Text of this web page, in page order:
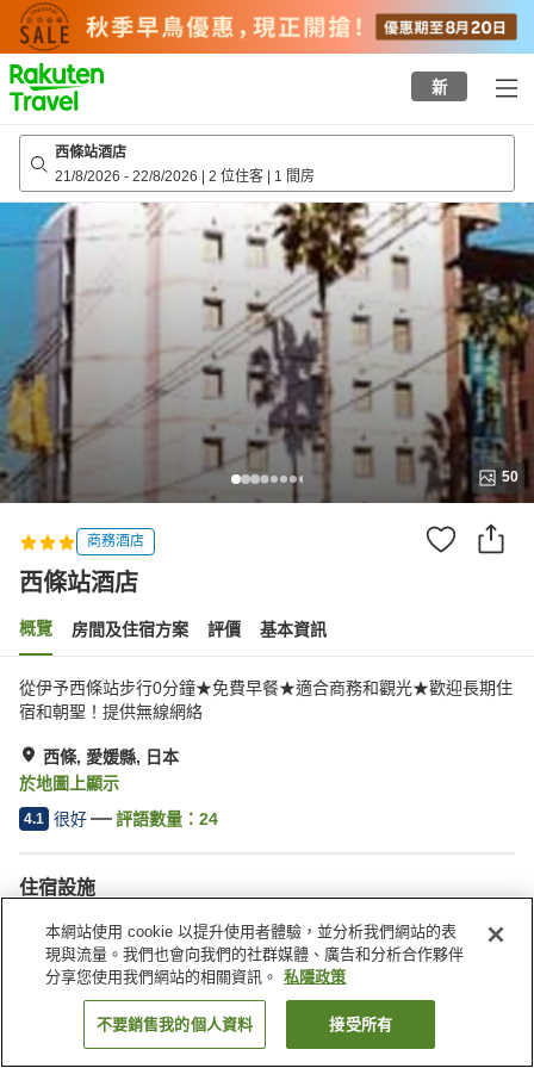
to
top
page
新
西條站酒店
21/8/2026 - 22/8/2026 | 2 位住客 | 1 間房
50
商務酒店
西條站酒店
概覽 房間及住宿方案 評價 基本資訊
從伊予西條站步行0分鐘★免費早餐★適合商務和觀光★歡迎長期住
宿和朝聖！提供無線網絡
西條, 愛媛縣, 日本
於地圖上顯示
4.1 很好 評語數量： 24
住宿設施
停車場
咖啡廳
自動販賣機
收費洗衣房
找客房
本網站使用 cookie 以提升使用者體驗，並分析我們網站的表
現與流量。我們也會向我們的社群媒體、廣告和分析合作夥伴
分享您使用我們網站的相關資訊。
私隱政策
不要銷售我的個人資料 接受所有